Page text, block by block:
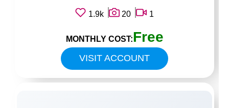
1.9k 20 1
VISIT ACCOUNT
MONTHLY COST:Free